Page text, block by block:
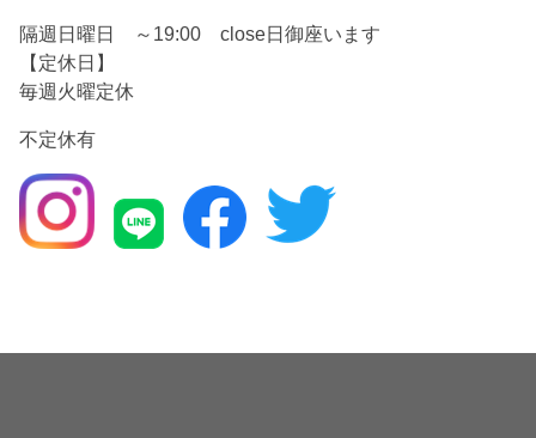
隔週日曜日 ～19:00 close日御座います
【定休日】
毎週火曜定休
不定休有